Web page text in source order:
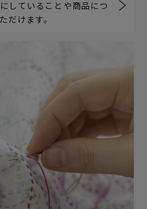
していることや商品につ
だけます。